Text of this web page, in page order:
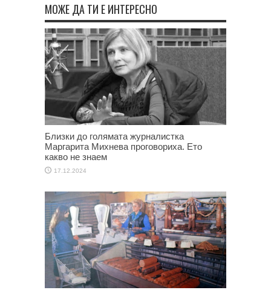
МОЖЕ ДА ТИ Е ИНТЕРЕСНО
Близки до голямата журналистка
Маргарита Михнева проговориха. Ето
какво не знаем
17.12.2024